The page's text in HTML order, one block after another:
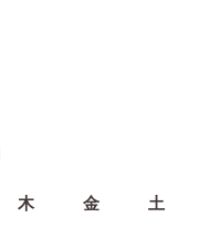
木 金 土